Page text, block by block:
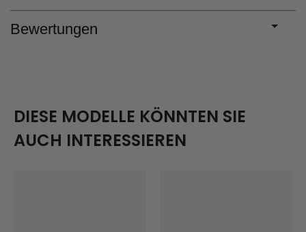
Bewertungen
DIESE MODELLE KÖNNTEN SIE
AUCH INTERESSIEREN